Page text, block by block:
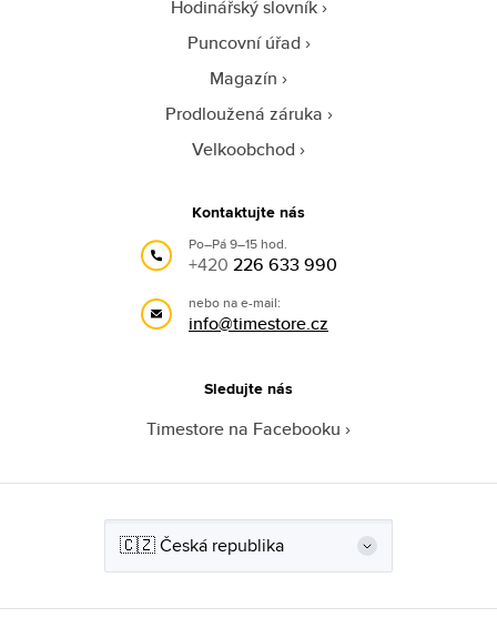
Hodinářský slovník
Puncovní úřad
Magazín
Prodloužená záruka
Velkoobchod
Kontaktujte nás
Po–Pá 9–15 hod.
+420 226 633 990
nebo na e-mail:
info@timestore.cz
Sledujte nás
Timestore na Facebooku